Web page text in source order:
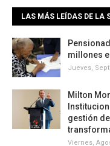
LAS MÁS LEÍDAS DE LA
millones
Jueves,
Milton
gestión
Viernes,